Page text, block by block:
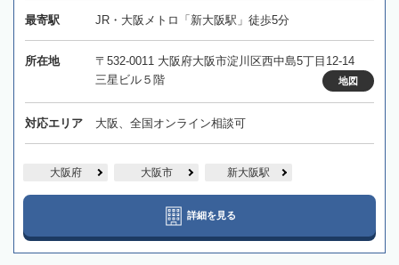
最寄駅 JR・大阪メトロ「新大阪駅」徒歩5分
所在地
〒532-0011 大阪府大阪市淀川区西中島5丁目12-14
三星ビル５階
地図
対応エリア 大阪、全国オンライン相談可
大阪府 大阪市 新大阪駅
詳細を見る